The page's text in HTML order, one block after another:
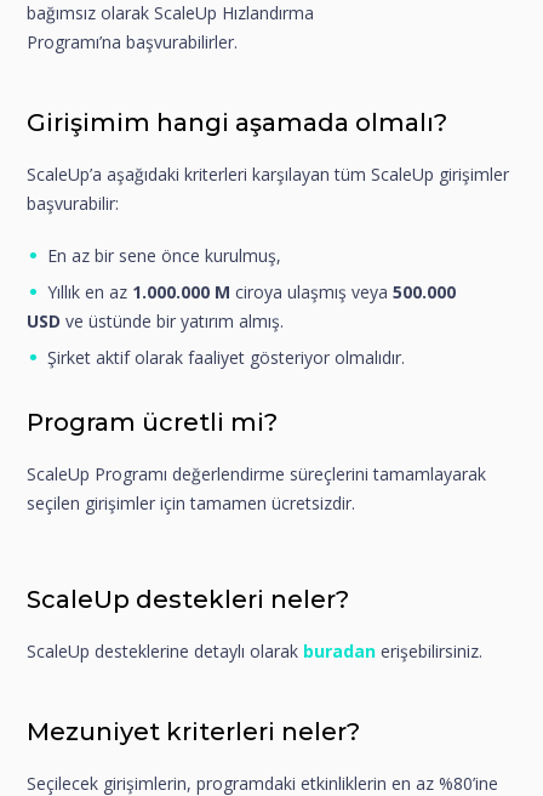
bağımsız olarak ScaleUp Hızlandırma
Programı’na başvurabilirler.
Girişimim hangi aşamada olmalı?
ScaleUp’a aşağıdaki kriterleri karşılayan tüm ScaleUp girişimler
başvurabilir:
En az bir sene önce kurulmuş,
Yıllık en az 1.000.000 M ciroya ulaşmış veya500.000
USD ve üstünde bir yatırım almış.
Şirket aktif olarak faaliyet gösteriyor olmalıdır.
Program ücretli mi?
ScaleUp Programı değerlendirme süreçlerini tamamlayarak
seçilen girişimler için tamamen ücretsizdir.
ScaleUp destekleri neler?
ScaleUp desteklerine detaylı olarak buradan erişebilirsiniz.
Mezuniyet kriterleri neler?
Seçilecek girişimlerin, programdaki etkinliklerin en az %80’ine